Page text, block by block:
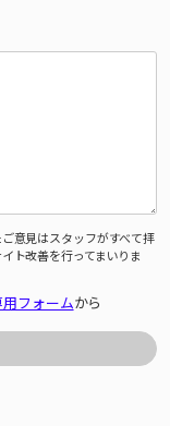
意見はスタッフがすべて拝
ト改善を行ってまいりま
フォームから